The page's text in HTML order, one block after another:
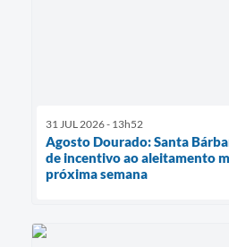
31 JUL 2026 - 13h52
Agosto Dourado: Santa
de incentivo ao aleitamento
próxima semana